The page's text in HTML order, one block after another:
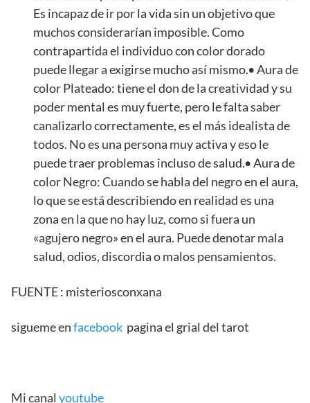
Es incapaz de ir por la vida sin un objetivo que
muchos considerarían imposible. Como
contrapartida el individuo con color dorado
puede llegar a exigirse mucho así mismo.• Aura de
color Plateado: tiene el don de la creatividad y su
poder mental es muy fuerte, pero le falta saber
canalizarlo correctamente, es el más idealista de
todos. No es una persona muy activa y eso le
puede traer problemas incluso de salud.• Aura de
color Negro: Cuando se habla del negro en el aura,
lo que se está describiendo en realidad es una
zona en la que no hay luz, como si fuera un
«agujero negro» en el aura. Puede denotar mala
salud, odios, discordia o malos pensamientos.
FUENTE : misteriosconxana
sigueme enfacebook pagina el grial del tarot
Mi canal youtube